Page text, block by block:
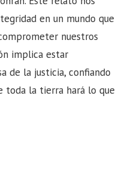
en un mundo que
nuestros
implica estar
de la justicia, confiando
toda la tierra hará lo que